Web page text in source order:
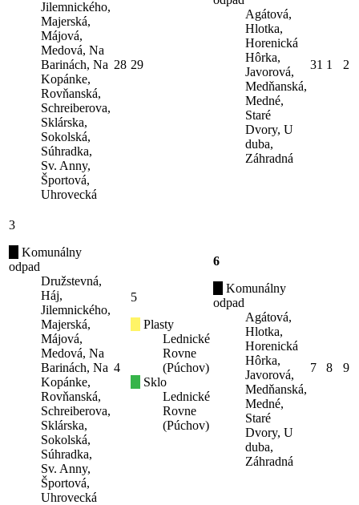
Jilemnického,
Majerská,
Májová,
Medová, Na
Barinách, Na
Kopánke,
Rovňanská,
Schreiberova,
Sklárska,
Sokolská,
Súhradka,
Sv. Anny,
Športová,
Uhrovecká
28 29
Agátová,
Hlotka,
Horenická
Hôrka,
Javorová,
Medňanská,
Medné,
Staré
Dvory, U
duba,
Záhradná
31 1 2
3
Komunálny
odpad
Družstevná,
Háj,
Jilemnického,
Majerská,
Májová,
Medová, Na
Barinách, Na
Kopánke,
Rovňanská,
Schreiberova,
Sklárska,
Sokolská,
Súhradka,
Sv. Anny,
Športová,
Uhrovecká
4
5
Plasty
Lednické
Rovne
(Púchov)
Sklo
Lednické
Rovne
(Púchov)
6
Komunálny
odpad
Agátová,
Hlotka,
Horenická
Hôrka,
Javorová,
Medňanská,
Medné,
Staré
Dvory, U
duba,
Záhradná
7 8 9